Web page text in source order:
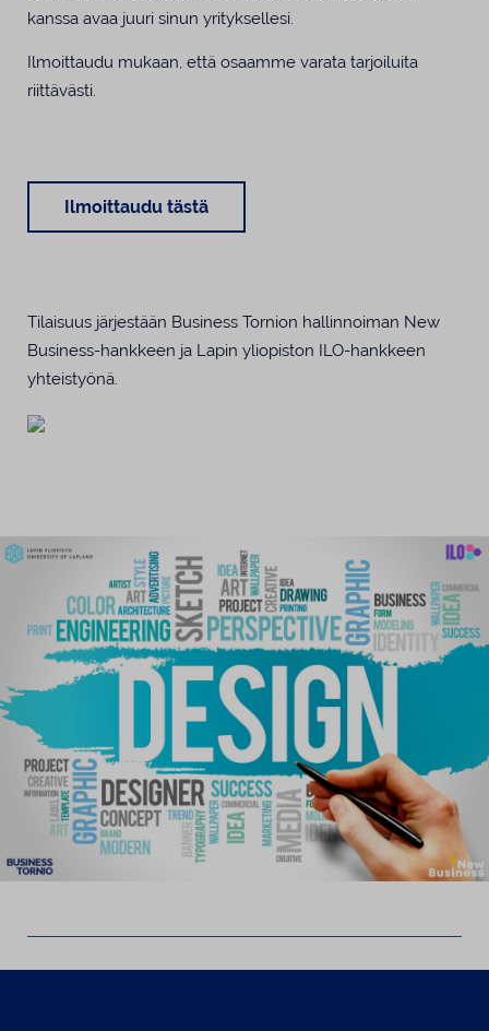
kanssa avaa juuri sinun yrityksellesi.
Ilmoittaudu mukaan, että osaamme varata tarjoiluita
riittävästi.
Ilmoittaudu tästä
Tilaisuus järjestään Business Tornion hallinnoiman New
Business-hankkeen ja Lapin yliopiston ILO-hankkeen
yhteistyönä.